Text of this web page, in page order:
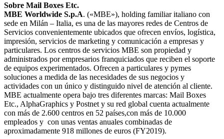
Sobre Mail Boxes Etc.
MBE Worldwide S.p.A. («MBE»), holding familiar italiano con
sede en Milán – Italia, es una de las mayores redes de Centros de
Servicios convenientemente ubicados que ofrecen envíos, logística,
impresión, servicios de marketing y comunicación a empresas y
particulares. Los centros de servicios MBE son propiedad y
administrados por empresarios franquiciados que reciben el soporte
de equipos experimentados. Ofrecen a particulares y pymes
soluciones a medida de las necesidades de sus negocios y
actividades con un único y distinguido nivel de atención al cliente.
MBE actualmente opera bajo tres diferentes marcas: Mail Boxes
Etc., AlphaGraphics y Postnet y su red global cuenta actualmente
con más de 2.600 centros en 52 países,con más de 10.000
empleados y con unas ventas anuales combinadas de
aproximadamente 918 millones de euros (FY2019).